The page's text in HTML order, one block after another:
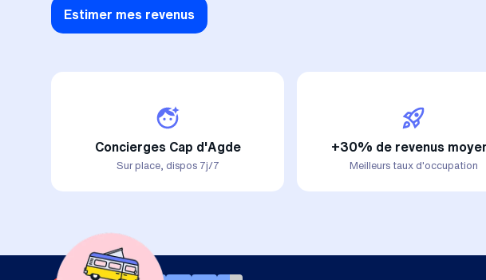
Estimer mes revenus
Concierges Cap d'Agde
Sur place, dispos 7j/7
+30% de revenus
Meilleurs taux d'occupation